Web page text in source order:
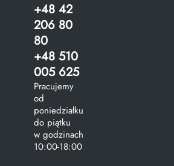
+48 42
206 80
80
+48 510
005 625
Pracujemy
od
poniedziałku
do piątku
w godzinach
10:00-18:00